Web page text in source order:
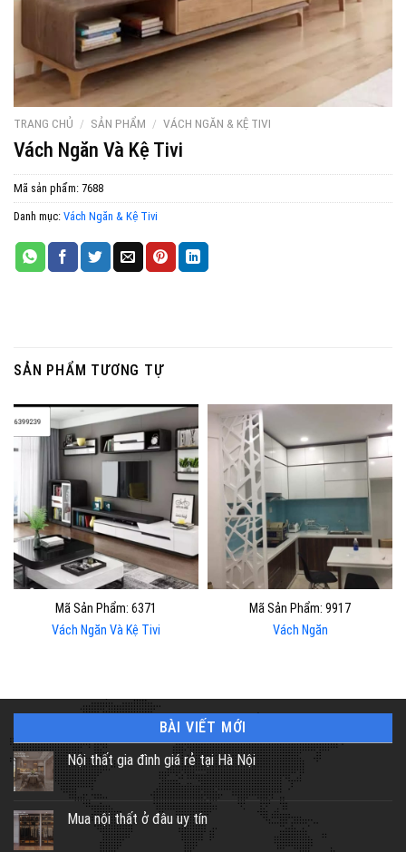
TRANG CHỦ / SẢN PHẨM / VÁCH NGĂN & KỆ TIVI
Vách Ngăn Và Kệ Tivi
Mã sản phẩm: 7688
Danh mục: Vách Ngăn & Kệ Tivi
SẢN PHẨM TƯƠNG TỰ
Mã Sản Phẩm: 6371
Vách Ngăn Và Kệ Tivi
Mã Sản Phẩm: 9917
Vách Ngăn
BÀI VIẾT MỚI
Nội thất gia đình giá rẻ tại Hà Nội
Mua nội thất ở đâu uy tín